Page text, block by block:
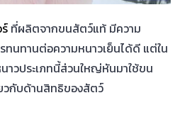
ที่ผลิตจากขนสัตว์แท้ มีความ
ทนทานต่อความหนาวเย็นได้ดี แต่ใน
วประเภทนี้ส่วนใหญ่หันมาใช้ขน
วกับด้านสิทธิของสัตว์